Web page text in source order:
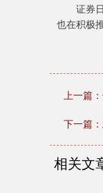
证券日
也在积极
上一篇：
下一篇：
相关文